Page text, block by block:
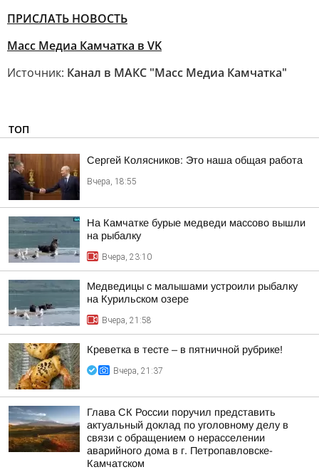
ПРИСЛАТЬ НОВОСТЬ
Масс Медиа Камчатка в VK
Источник: Канал в МАКС "Масс Медиа Камчатка"
ТОП
Сергей Колясников: Это наша общая работа
Вчера, 18:55
На Камчатке бурые медведи массово вышли
на рыбалку
Вчера, 23:10
Медведицы с малышами устроили рыбалку
на Курильском озере
Вчера, 21:58
Креветка в тесте – в пятничной рубрике!
Вчера, 21:37
Глава СК России поручил представить
актуальный доклад по уголовному делу в
связи с обращением о нерасселении
аварийного дома в г. Петропавловске-
Камчатском